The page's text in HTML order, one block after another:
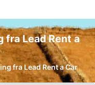
fra Lead Rent a
fra Lead Rent a Car